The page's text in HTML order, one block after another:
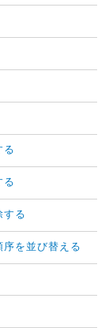
る
る
する
を並び替える